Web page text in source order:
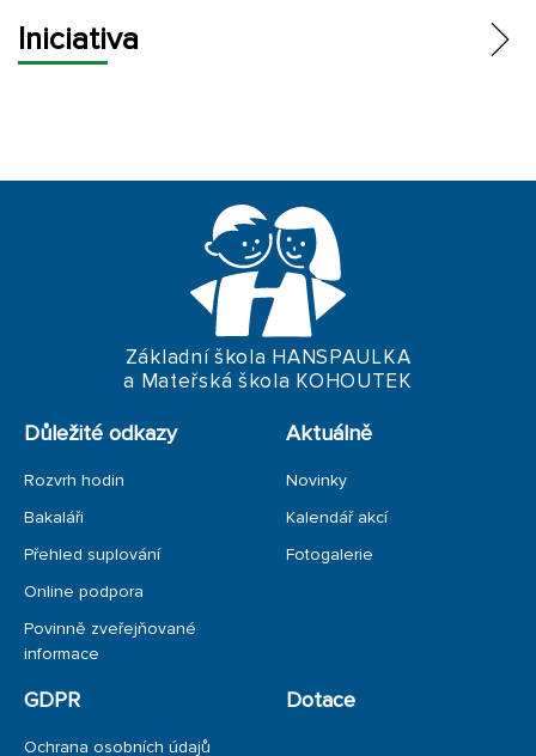
Iniciativa
ZŠ HANSPAULKA POMÁHÁ
HANSPAULSKÝ FESTIVAL
ŠKOLA PAMĚTI NÁRODA
KLUB MLADÉHO DIVÁKA
HANČA - ARCHIV
Základní škola HANSPAULKA
a Mateřská škola KOHOUTEK
Důležité odkazy
Rozvrh hodin
Bakaláři
Přehled suplování
Online podpora
Povinně zveřejňované
informace
Aktuálně
Novinky
Kalendář akcí
Fotogalerie
GDPR
Ochrana osobních údajů
Dotace